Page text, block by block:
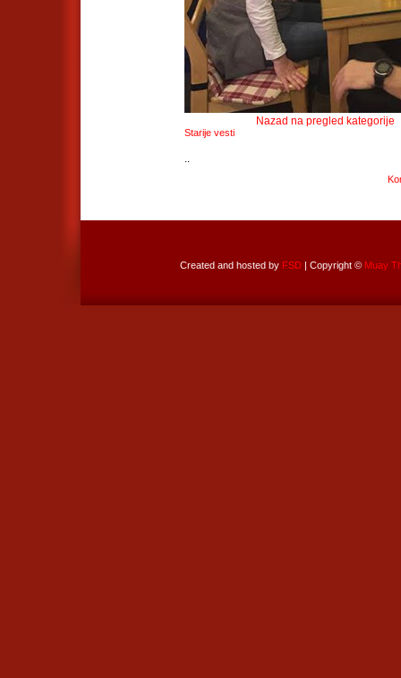
Nazad na pregled kategorije
Starije vesti
..
Created and hosted by FSD| Copyright © Muay